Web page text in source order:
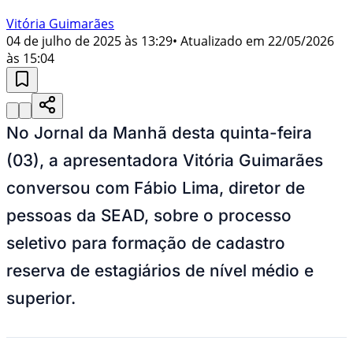
Vitória Guimarães
04 de julho de 2025 às 13:29• Atualizado em 22/05/2026
às 15:04
No Jornal da Manhã desta quinta-feira
(03), a apresentadora Vitória Guimarães
conversou com Fábio Lima, diretor de
pessoas da SEAD, sobre o processo
seletivo para formação de cadastro
reserva de estagiários de nível médio e
superior.